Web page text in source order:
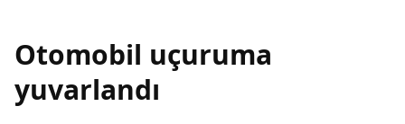
Otomobil uçuruma
yuvarlandı